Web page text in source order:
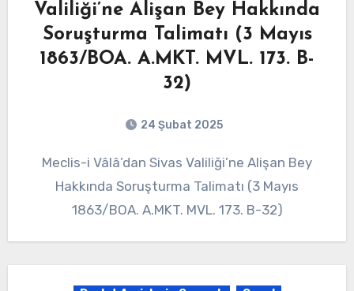
Valiliği’ne Alişan Bey Hakkında
Soruşturma Talimatı (3 Mayıs
1863/BOA. A.MKT. MVL. 173. B-
32)
24 Şubat 2025
Meclis-i Vâlâ’dan Sivas Valiliği’ne Alişan Bey
Hakkında Soruşturma Talimatı (3 Mayıs
1863/BOA. A.MKT. MVL. 173. B-32)